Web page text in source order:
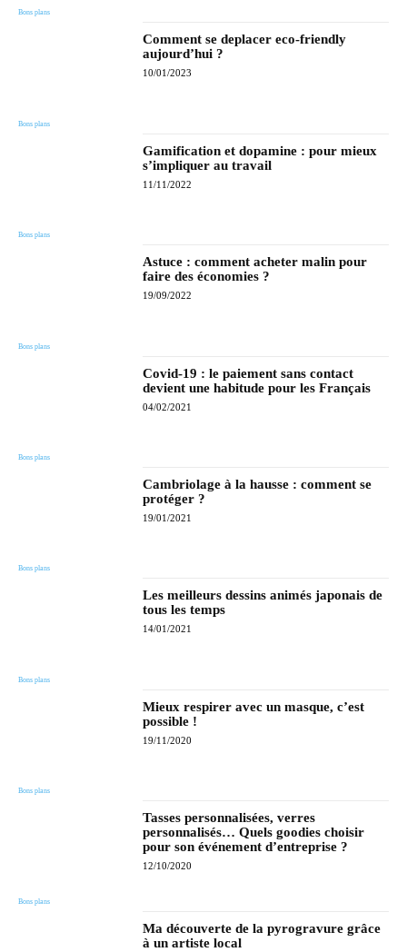
Bons plans
Bons plans
Comment se deplacer eco-friendly
aujourd’hui ?
10/01/2023
Bons plans
Gamification et dopamine : pour mieux
s’impliquer au travail
11/11/2022
Bons plans
Astuce : comment acheter malin pour
faire des économies ?
19/09/2022
Bons plans
Covid-19 : le paiement sans contact
devient une habitude pour les Français
04/02/2021
Bons plans
Cambriolage à la hausse : comment se
protéger ?
19/01/2021
Bons plans
Les meilleurs dessins animés japonais de
tous les temps
14/01/2021
Bons plans
Mieux respirer avec un masque, c’est
possible !
19/11/2020
Bons plans
Tasses personnalisées, verres
personnalisés… Quels goodies choisir
pour son événement d’entreprise ?
12/10/2020
Ma découverte de la pyrogravure grâce
à un artiste local